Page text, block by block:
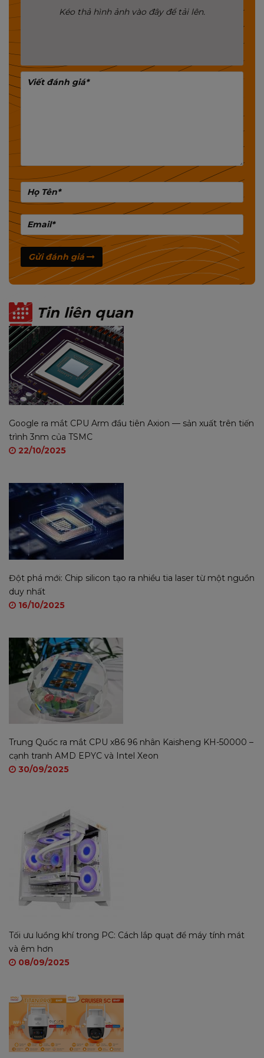
nhiều dải tầng
với nhiều thiết bị có hỗ trợ cổng LAN như máy tính
ko kết nối cổng LAN, camera mà không cẩn phải
mua thiết bị thu wifi
đình hay lắp đặt trên các phương tiện giao thông
như ô tô, xe khách, xe du lịch.
BỘ SẢN PHẨM VÀ BẢO HÀNH
Dây cáp LAN
Sách hướng dẫn
Bộ dụng cụ lắp sim
Sản phẩm được bảo hành 12 tháng
Kéo thả hình ảnh vào đây để tải lên.
Gửi đánh giá
Tin liên quan
Google ra mắt CPU Arm đầu tiên Axion — sản xuất trên tiến
trình 3nm của TSMC
22/10/2025
Đột phá mới: Chip silicon tạo ra nhiều tia laser từ một nguồn
duy nhất
16/10/2025
Trung Quốc ra mắt CPU x86 96 nhân Kaisheng KH-50000 –
cạnh tranh AMD EPYC và Intel Xeon
30/09/2025
Tối ưu luồng khí trong PC: Cách lắp quạt để máy tính mát
và êm hơn
08/09/2025